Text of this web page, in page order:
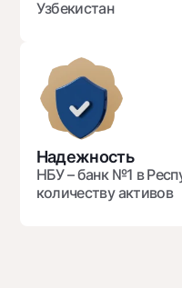
Офисы и банкоматы
Следите за нами в соцсетях
Контакт-центр
+998 78 148-00-10
Узбекистан
Надежность
НБУ – банк №1 в
количеству активов